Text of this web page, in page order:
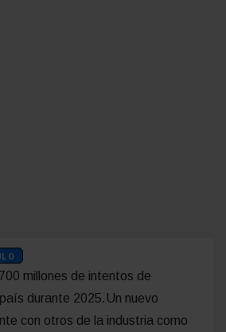
millones de intentos de
durante 2025.Un nuevo
con otros de la industria como